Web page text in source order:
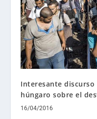
Interesante
húngaro sobre el
16/04/2016